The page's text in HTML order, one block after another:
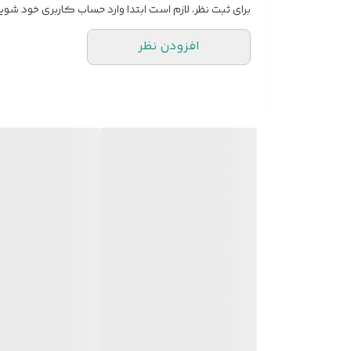
برای ثبت نظر، لازم است ابتدا وارد حساب کاربری خود
افزودن نظر